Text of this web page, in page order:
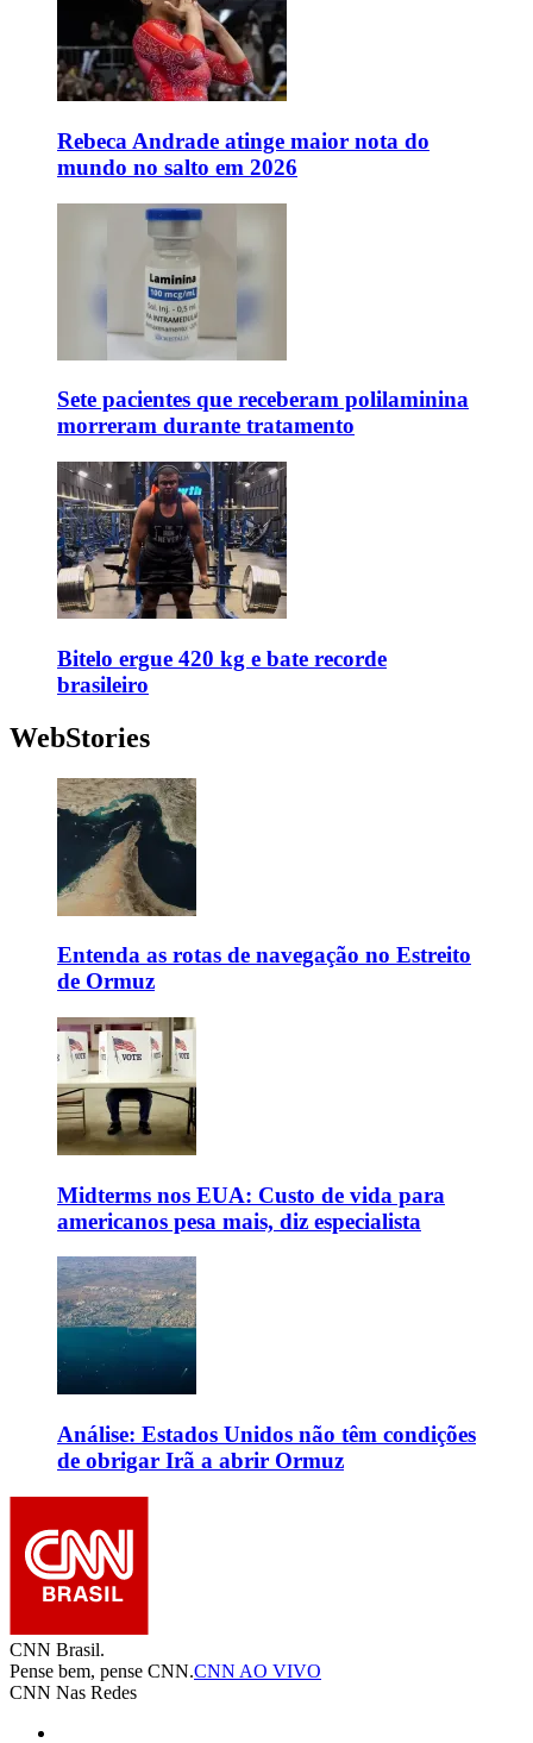
Rebeca Andrade atinge maior nota do
mundo no salto em 2026
Sete pacientes que receberam polilaminina
morreram durante tratamento
Bitelo ergue 420 kg e bate recorde
brasileiro
WebStories
Entenda as rotas de navegação no Estreito
de Ormuz
Midterms nos EUA: Custo de vida para
americanos pesa mais, diz especialista
Análise: Estados Unidos não têm condições
de obrigar Irã a abrir Ormuz
CNN Brasil.
Pense bem, pense CNN.CNN AO VIVO
CNN Nas Redes